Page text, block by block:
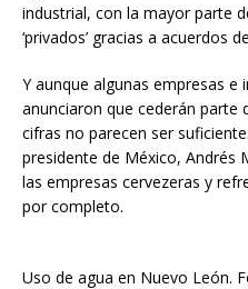
industrial, con la mayor parte
‘privados’ gracias a acuerdos
Y aunque algunas empresas e
anunciaron que cederán parte
cifras no parecen ser
presidente de México, Andrés
las empresas cervezeras y
por completo.
Uso de agua en Nuevo León.